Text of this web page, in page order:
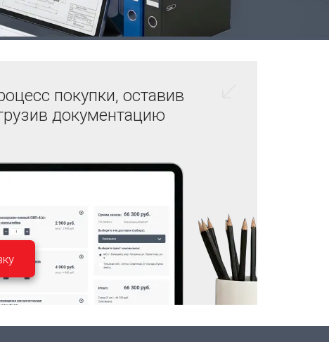
покупки, оставив
документацию